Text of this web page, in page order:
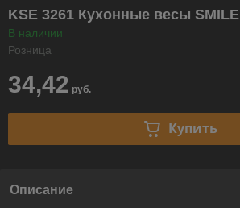
KSE 3261 Кухонные весы SMILE
В наличии
Розница
34,42 руб.
Купить
Описание